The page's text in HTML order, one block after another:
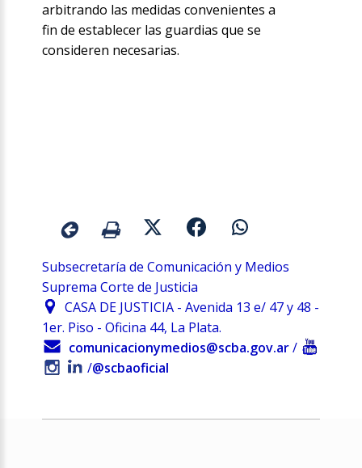
arbitrando las medidas convenientes a
fin de establecer las guardias que se
consideren necesarias.
Subsecretaría de Comunicación y Medios
Suprema Corte de Justicia
CASA DE JUSTICIA - Avenida 13 e/ 47 y 48 -
1er. Piso - Oficina 44, La Plata.
comunicacionymedios@scba.gov.ar /
/@scbaoficial